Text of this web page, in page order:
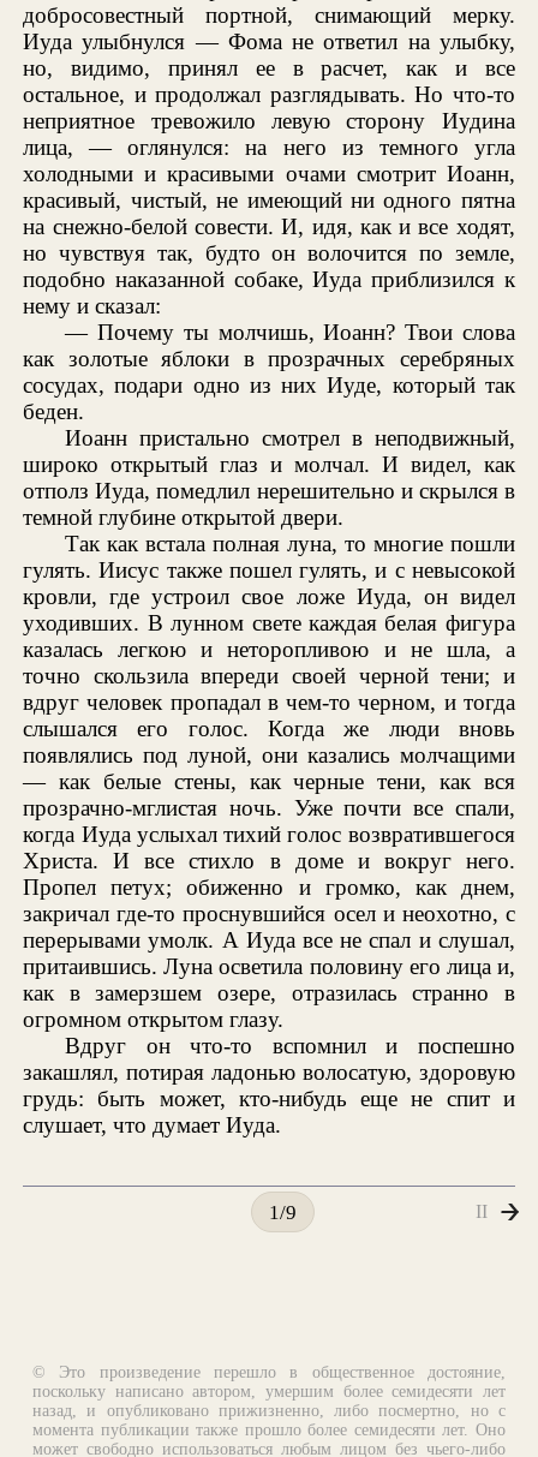
добросовестный портной, снимающий мерку.
Иуда улыбнулся — Фома не ответил на улыбку,
но, видимо, принял ее в расчет, как и все
остальное, и продолжал разглядывать. Но что-то
неприятное тревожило левую сторону Иудина
лица, — оглянулся: на него из темного угла
холодными и красивыми очами смотрит Иоанн,
красивый, чистый, не имеющий ни одного пятна
на снежно-белой совести. И, идя, как и все ходят,
но чувствуя так, будто он волочится по земле,
подобно наказанной собаке, Иуда приблизился к
нему и сказал:
— Почему ты молчишь, Иоанн? Твои слова
как золотые яблоки в прозрачных серебряных
сосудах, подари одно из них Иуде, который так
беден.
Иоанн пристально смотрел в неподвижный,
широко открытый глаз и молчал. И видел, как
отполз Иуда, помедлил нерешительно и скрылся в
темной глубине открытой двери.
Так как встала полная луна, то многие пошли
гулять. Иисус также пошел гулять, и с невысокой
кровли, где устроил свое ложе Иуда, он видел
уходивших. В лунном свете каждая белая фигура
казалась легкою и неторопливою и не шла, а
точно скользила впереди своей черной тени; и
вдруг человек пропадал в чем-то черном, и тогда
слышался его голос. Когда же люди вновь
появлялись под луной, они казались молчащими
— как белые стены, как черные тени, как вся
прозрачно-мглистая ночь. Уже почти все спали,
когда Иуда услыхал тихий голос возвратившегося
Христа. И все стихло в доме и вокруг него.
Пропел петух; обиженно и громко, как днем,
закричал где-то проснувшийся осел и неохотно, с
перерывами умолк. А Иуда все не спал и слушал,
притаившись. Луна осветила половину его лица и,
как в замерзшем озере, отразилась странно в
огромном открытом глазу.
Вдруг он что-то вспомнил и поспешно
закашлял, потирая ладонью волосатую, здоровую
грудь: быть может, кто-нибудь еще не спит и
слушает, что думает Иуда.
1/9 II
© Это произведение перешло в общественное достояние,
поскольку написано автором, умершим более семидесяти лет
назад, и опубликовано прижизненно, либо посмертно, но с
момента публикации также прошло более семидесяти лет. Оно
может свободно использоваться любым лицом без чьего-либо